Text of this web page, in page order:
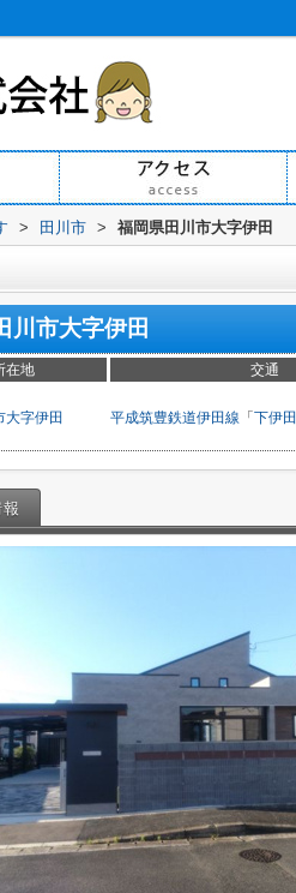
> 田川市 > 福岡県田川市大字伊田
川市大字伊田
在地 交通
大字伊田 平成筑豊鉄道伊田線 「 下伊田